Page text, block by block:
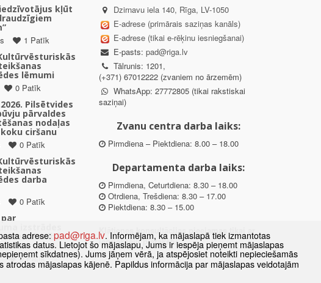
kļūt
1 Patīk
lēmumi
0 Patīk
Pilsētvides
pārvaldes
nodaļas
ciršanu
0 Patīk
darba
0 Patīk
vienībā
82
0 Patīk
Dzirnavu iela 140, Rīga, LV-1050
E-adrese (primārais saziņas kanāls)
E-adrese (tikai e-rēķinu iesniegšanai)
E-pasts: pad@riga.lv
Tālrunis: 1201,
(+371) 67012222 (zvaniem no ārzemēm)
WhatsApp: 27772805 (tikai rakstiskai
saziņai)
Zvanu centra darba laiks:
Pirmdiena – Piektdiena: 8.00 – 18.00
Departamenta darba laiks:
Pirmdiena, Ceturtdiena: 8.30 – 18.00
Otrdiena, Trešdiena: 8.30 – 17.00
Piektdiena: 8.30 – 15.00
Klātienes konsultācijas pieejamas tikai ar
iepriekšēju pierakstu.
adrese: pad@riga.lv. Informējam, ka mājaslapā tiek izmantotas
datus. Lietojot šo mājaslapu, Jums ir iespēja pieņemt mājaslapas
sīkdatnes). Jums jāņem vērā, ja atspējosiet noteikti nepieciešamās
atrodas mājaslapas kājenē. Papildus informācija par mājaslapas veidotajām